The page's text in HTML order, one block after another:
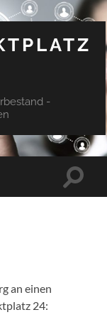
-
an einen
24: